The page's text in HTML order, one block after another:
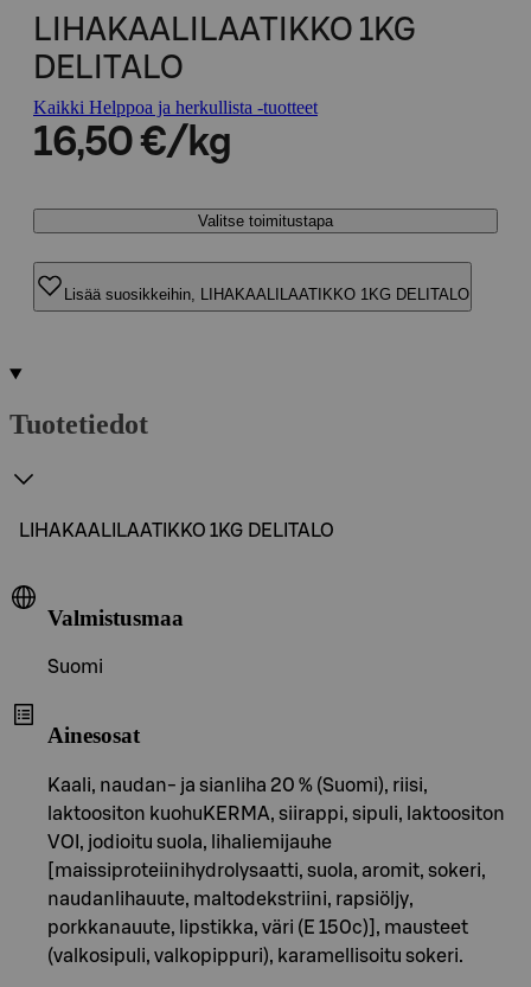
LIHAKAALILAATIKKO 1KG
DELITALO
Kaikki Helppoa ja herkullista -tuotteet
16,50 €/kg
Valitse toimitustapa
Lisää suosikkeihin, LIHAKAALILAATIKKO 1KG DELITALO
Tuotetiedot
LIHAKAALILAATIKKO 1KG DELITALO
Valmistusmaa
Suomi
Ainesosat
Kaali, naudan- ja sianliha 20 % (Suomi), riisi,
laktoositon kuohuKERMA, siirappi, sipuli, laktoositon
VOI, jodioitu suola, lihaliemijauhe
[maissiproteiinihydrolysaatti, suola, aromit, sokeri,
naudanlihauute, maltodekstriini, rapsiöljy,
porkkanauute, lipstikka, väri (E 150c)], mausteet
(valkosipuli, valkopippuri), karamellisoitu sokeri.